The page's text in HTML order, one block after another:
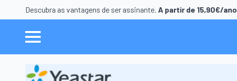
Descubra as vantagens de ser assinante. A partir de 15,90€/ano